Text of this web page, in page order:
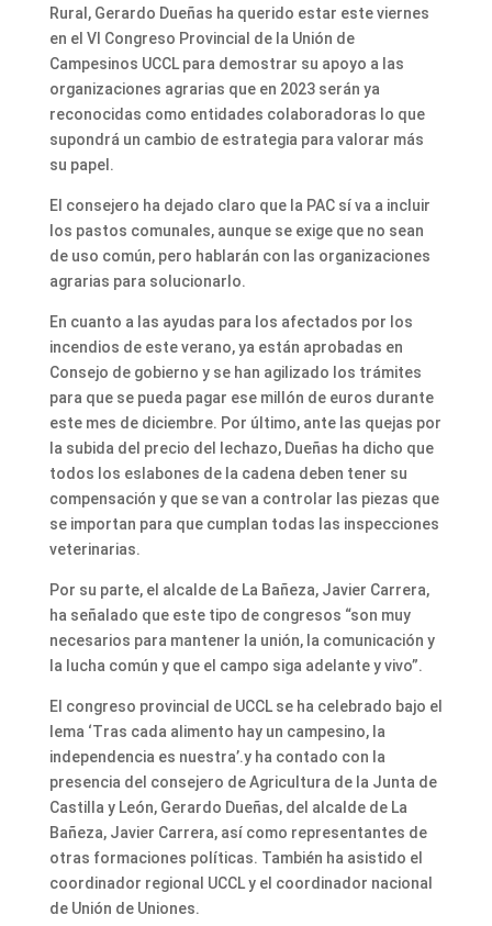
Rural, Gerardo Dueñas ha querido estar este viernes
en el VI Congreso Provincial de la Unión de
Campesinos UCCL para demostrar su apoyo a las
organizaciones agrarias que en 2023 serán ya
reconocidas como entidades colaboradoras lo que
supondrá un cambio de estrategia para valorar más
su papel.
El consejero ha dejado claro que la PAC sí va a incluir
los pastos comunales, aunque se exige que no sean
de uso común, pero hablarán con las organizaciones
agrarias para solucionarlo.
En cuanto a las ayudas para los afectados por los
incendios de este verano, ya están aprobadas en
Consejo de gobierno y se han agilizado los trámites
para que se pueda pagar ese millón de euros durante
este mes de diciembre. Por último, ante las quejas por
la subida del precio del lechazo, Dueñas ha dicho que
todos los eslabones de la cadena deben tener su
compensación y que se van a controlar las piezas que
se importan para que cumplan todas las inspecciones
veterinarias.
Por su parte, el alcalde de La Bañeza, Javier Carrera,
ha señalado que este tipo de congresos “son muy
necesarios para mantener la unión, la comunicación y
la lucha común y que el campo siga adelante y vivo”.
El congreso provincial de UCCL se ha celebrado bajo el
lema ‘Tras cada alimento hay un campesino, la
independencia es nuestra’.y ha contado con la
presencia del consejero de Agricultura de la Junta de
Castilla y León, Gerardo Dueñas, del alcalde de La
Bañeza, Javier Carrera, así como representantes de
otras formaciones políticas. También ha asistido el
coordinador regional UCCL y el coordinador nacional
de Unión de Uniones.